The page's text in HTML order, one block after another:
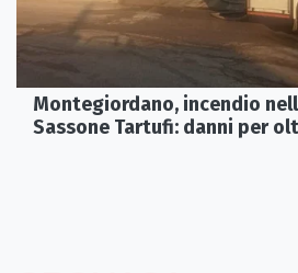
Montegiordano, incendio
Sassone Tartufi: danni per